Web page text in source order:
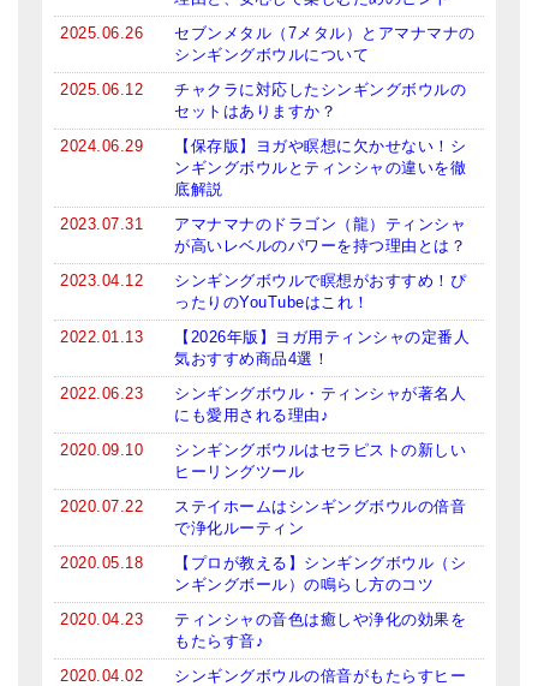
チベット・真マントラ香
お香定期購入（ラクとくサブスク）
チベット高僧のオラクルカード
シンギングボウル入門本・CD
アウトレット
オリジナルグッズ
神々とつながるジュエリー
ヒーリング・マンダラポスター
ロゴステッカー・ポストカード各種
亡命チベット人尼僧のお守り・チャーム
チベット・マントラ・ヒーリングCD
ギフトラッピング
シンギングボウル講座
2025.06.26
セブンメタル（7メタル）とアマナマナの
シンギングボウルについて
2025.06.12
チャクラに対応したシンギングボウルの
セットはありますか？
2024.06.29
【保存版】ヨガや瞑想に欠かせない！シ
ンギングボウルとティンシャの違いを徹
底解説
2023.07.31
アマナマナのドラゴン（龍）ティンシャ
が高いレベルのパワーを持つ理由とは？
2023.04.12
シンギングボウルで瞑想がおすすめ！ぴ
ったりのYouTubeはこれ！
2022.01.13
【2026年版】ヨガ用ティンシャの定番人
気おすすめ商品4選！
2022.06.23
シンギングボウル・ティンシャが著名人
にも愛用される理由♪
2020.09.10
シンギングボウルはセラピストの新しい
ヒーリングツール
2020.07.22
ステイホームはシンギングボウルの倍音
で浄化ルーティン
2020.05.18
【プロが教える】シンギングボウル（シ
ンギングボール）の鳴らし方のコツ
2020.04.23
ティンシャの音色は癒しや浄化の効果を
もたらす音♪
2020.04.02
シンギングボウルの倍音がもたらすヒー